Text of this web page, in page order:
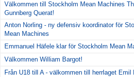
Välkommen till Stockholm Mean Machines
Gunnberg Querat!
Anton Norling - ny defensiv koordinator för
Mean Machines
Emmanuel Häfele klar för Stockholm Mean
Välkommen William Bargot!
Från U18 till A - välkommen till herrlaget Emil